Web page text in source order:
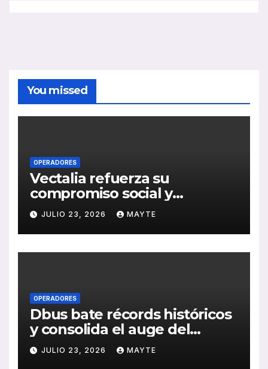
You missed
OPERADORES
Vectalia refuerza su
compromiso social y
medioambiental con la
publicación de su Memoria
de RSC 2025
JULIO 23, 2026 MAYTE
OPERADORES
Dbus bate récords históricos
y consolida el auge del
transporte público en San
Sebastián
JULIO 23, 2026 MAYTE